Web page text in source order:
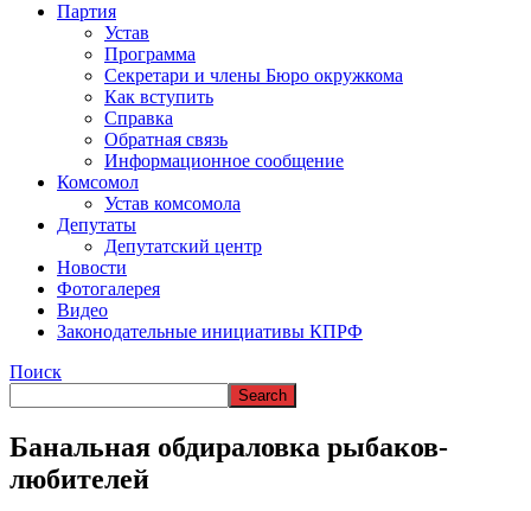
Партия
Устав
Программа
Секретари и члены Бюро окружкома
Как вступить
Справка
Обратная связь
Информационное сообщение
Комсомол
Устав комсомола
Депутаты
Депутатский центр
Новости
Фотогалерея
Видео
Законодательные инициативы КПРФ
Поиск
Банальная обдираловка рыбаков-
любителей